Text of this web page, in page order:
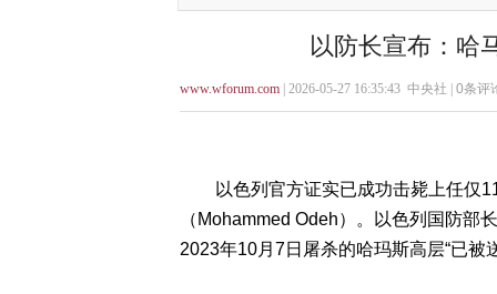
以防长宣布：哈
www.wforum.com | 2026-05-27 16:35:43 中央社 | 0条评
以色列官方证实已成功击毙上任仅
（Mohammed Odeh）。以色列国防部
2023年10月7日屠杀的哈玛斯高层“已被